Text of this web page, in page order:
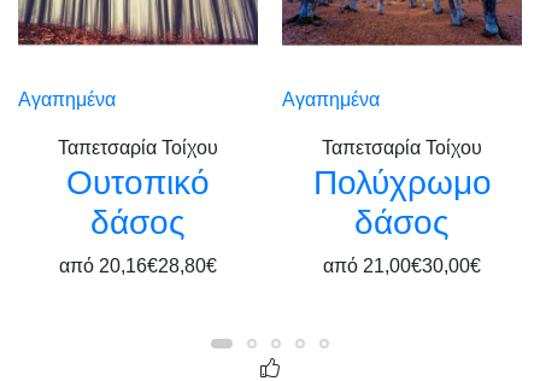
Αγαπημένα
Ταπετσαρία Τοίχου
Ουτοπικό
δάσος
από 20,16€28,80€
Αγαπημένα
Ταπετσαρία Τοίχου
Πολύχρωμο
δάσος
από 21,00€30,00€